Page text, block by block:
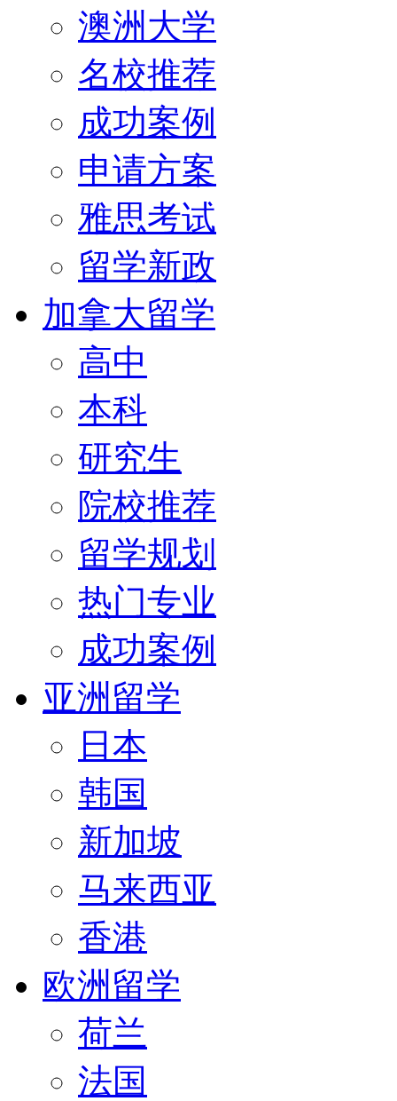
澳洲大学
名校推荐
成功案例
申请方案
雅思考试
留学新政
加拿大留学
高中
本科
研究生
院校推荐
留学规划
热门专业
成功案例
亚洲留学
日本
韩国
新加坡
马来西亚
香港
欧洲留学
荷兰
法国